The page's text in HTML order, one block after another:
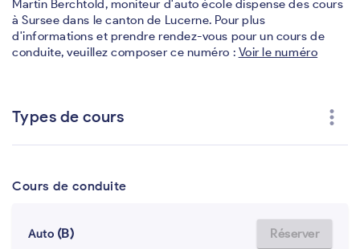
Martin Berchtold, moniteur d'auto école dispense des cours
à Sursee dans le canton de Lucerne. Pour plus
d'informations et prendre rendez-vous pour un cours de
conduite, veuillez composer ce numéro : Voir le numéro
Types de cours more_vert
Cours de conduite
Auto (B) Réserver